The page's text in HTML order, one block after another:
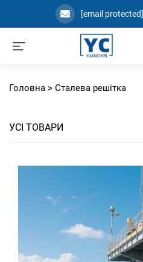
[email protected]
Головна > Сталева решітка
УСІ ТОВАРИ